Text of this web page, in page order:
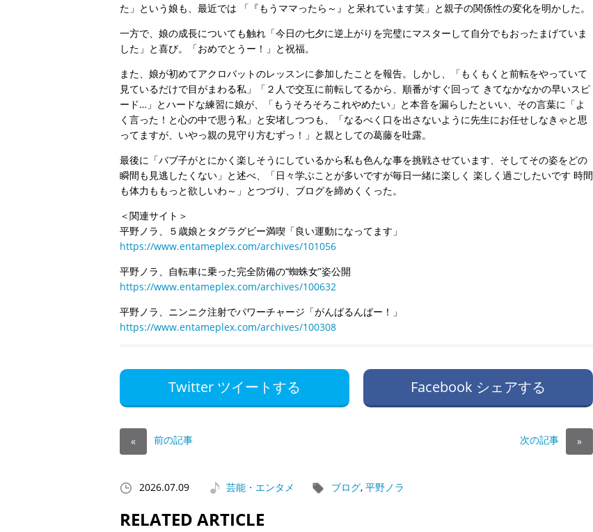
た」という娘も、最近では 「『もうママったら～』と呆れています笑」と親子の関係性の変化を明かした。
一方で、娘の成長についても触れ「今日の七夕に逆上がりを完璧にマスターして自分でもおったまげていま
した」と喜び。「おめでとうー！」と祝福。
また、娘が初めてアクロバットのレッスンに参加したことを報告。しかし、「もくもくと前転をやっていて
見ているだけで目がまわる私」「２人で交互に前転してるから、順番がすぐ回って きてなかなかの早いスピ
ード…」とハードな練習に娘が、「もうそろそろこれやめたい」と本音を漏らしたといい、その言葉に「よ
く言った！と心の中で思う私」と安堵しつつも、「なるべく口を出さないように先生にお任せしなきゃと思
ってますが、いやっ親の見守り方むずっ！」と親としての葛藤を吐露。
最後に「バブ子がとにかく楽しそうにしているから私も色んな事を挑戦させています、そしてその姿をどの
瞬間も見逃したくない」と述べ、「日々学ぶことが多いですが毎日一緒に楽しく 楽しく過ごしたいです 時間
も体力ももっと欲しいわ～」とつづり、ブログを締めくくった。
＜関連サイト＞
平野ノラ、５歳娘とタグラグビー満喫「良い運動になってます」
https://www.entameplex.com/archives/101056
平野ノラ、自転車に乗った完全防備の“蜘蛛女”姿公開
https://www.entameplex.com/archives/100632
平野ノラ、ニンニク注射でパワーチャージ「がんばるんばー！」
https://www.entameplex.com/archives/100308
Twitter ツイートする Facebook シェアする
« 前の記事 次の記事 »
2026.07.09 芸能・エンタメ ブログ, 平野ノラ
RELATED ARTICLE